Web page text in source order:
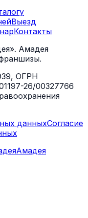
Выезд
Контакты
Амадея
ОГРН
26/00327766
данныхСогласие
Амадея